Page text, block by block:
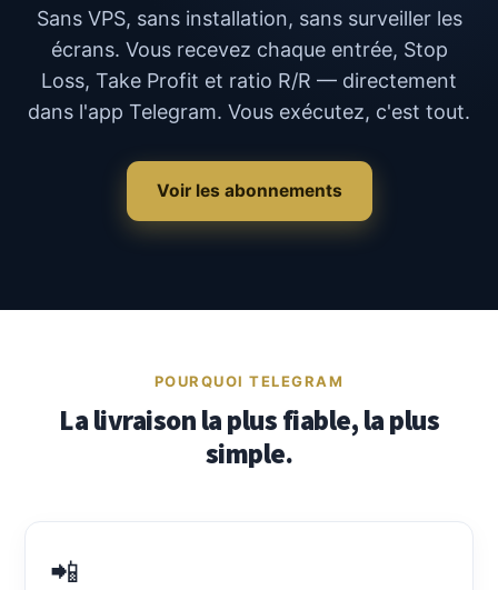
Sans VPS, sans installation, sans surveiller les
écrans. Vous recevez chaque entrée, Stop
Loss, Take Profit et ratio R/R — directement
dans l'app Telegram. Vous exécutez, c'est tout.
Voir les abonnements
POURQUOI TELEGRAM
La livraison la plus fiable, la plus
simple.
📲